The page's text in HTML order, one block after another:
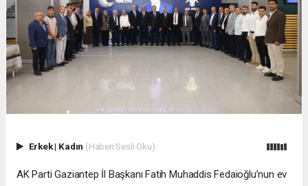
Erkek| Kadın (Haberi Sesli Oku)
AK Parti Gaziantep İl Başkanı Fatih Muhaddis Fedaioğlu’nun ev